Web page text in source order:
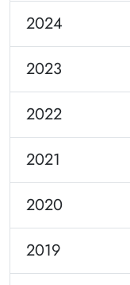
2024
2023
2022
2021
2020
2019